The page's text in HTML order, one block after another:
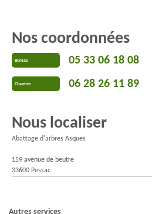
Nos coordonnées
Bureau 05 33 06 18 08
Chantier 06 28 26 11 89
Nous localiser
Abattage d'arbres Asques
159 avenue de beutre
33600 Pessac
Autres services